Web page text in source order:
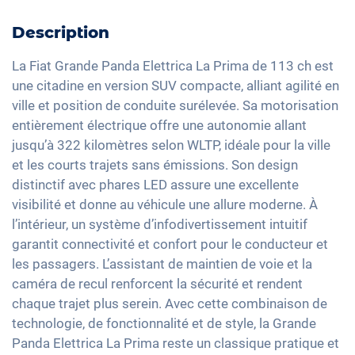
Feux arrière à LED
Rétroviseurs extérieurs à réglage électrique
Rétroviseur intérieur jour/nuit automatique
17" jantes en aluminium
Assistant feux de route
Détection de fatigue
Contrôle de pression des pneus
Assistant de freinage d'urgence
Détection des piétons
Dispositif mains-libres
Commande vocale
Apple Car Play
Android Auto
Ecran tactile
Recharge téléphone sans fil
Full Digital Cockpit
Interface USB-C
Climatisation automatique
Sièges en tissu
Vitres surteintées
Volant chauffant
Accoudoir central pour les sièges avant
Assistance au démarrage en côte
Banquette rabbattable
Barres de toit
Description
La Fiat Grande Panda Elettrica La Prima de 113 ch est
une citadine en version SUV compacte, alliant agilité en
ville et position de conduite surélevée. Sa motorisation
entièrement électrique offre une autonomie allant
jusqu’à 322 kilomètres selon WLTP, idéale pour la ville
et les courts trajets sans émissions. Son design
distinctif avec phares LED assure une excellente
visibilité et donne au véhicule une allure moderne. À
l’intérieur, un système d’infodivertissement intuitif
garantit connectivité et confort pour le conducteur et
les passagers. L’assistant de maintien de voie et la
caméra de recul renforcent la sécurité et rendent
chaque trajet plus serein. Avec cette combinaison de
technologie, de fonctionnalité et de style, la Grande
Panda Elettrica La Prima reste un classique pratique et